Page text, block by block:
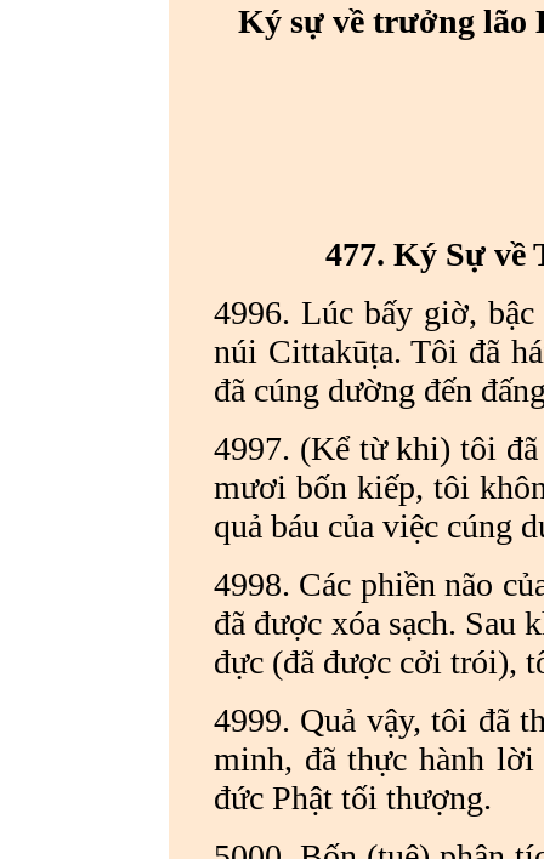
Ký sự về trưởng lão
477. Ký Sự
4996. Lúc bấy giờ,
núi Cittakūṭa. Tôi đã
đã cúng dường đến
4997. (Kể từ khi) tôi
mươi bốn kiếp, tôi
quả báu của việc cúng
4998. Các phiền não
đã được xóa sạch. Sau
đực (đã được cởi trói),
4999. Quả vậy, tôi đã
minh, đã thực hành
đức Phật tối thượng.